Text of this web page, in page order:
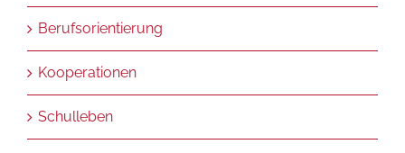
Berufsorientierung
Kooperationen
Schulleben